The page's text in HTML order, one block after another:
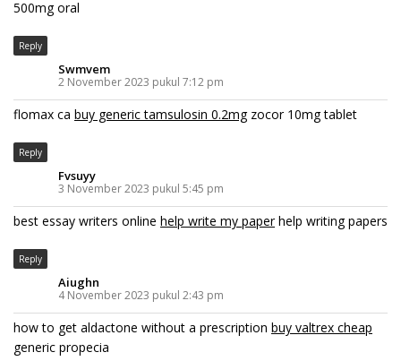
500mg oral
Reply
Swmvem
2 November 2023 pukul 7:12 pm
flomax ca buy generic tamsulosin 0.2mgzocor 10mg tablet
Reply
Fvsuyy
3 November 2023 pukul 5:45 pm
best essay writers online help write my paperhelp writing papers
Reply
Aiughn
4 November 2023 pukul 2:43 pm
how to get aldactone without a prescription buy valtrex cheap
generic propecia